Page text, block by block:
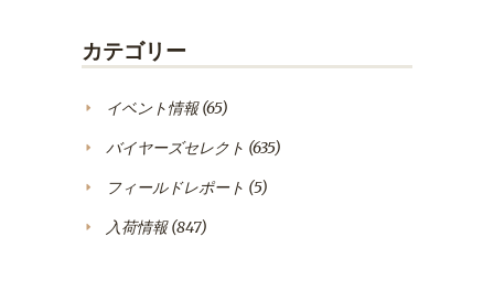
カテゴリー
イベント情報(65)
バイヤーズセレクト (635)
フィールドレポート (5)
入荷情報(847)